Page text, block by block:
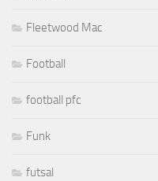
Fleetwood Mac
Football
football pfc
Funk
futsal